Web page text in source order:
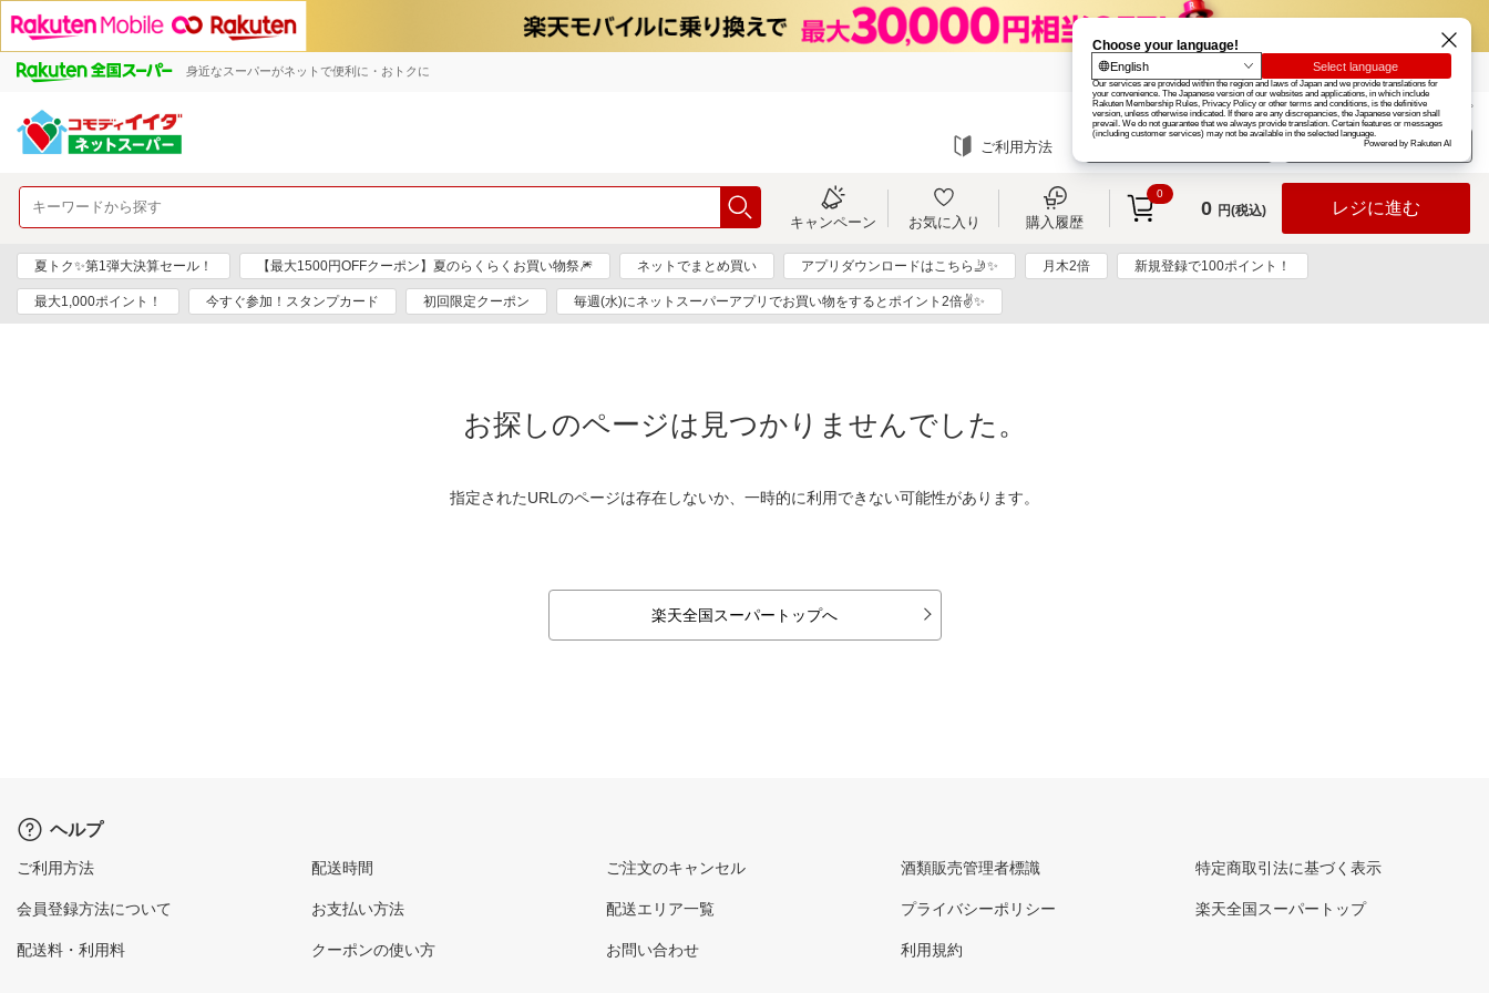
身近なスーパーがネットで便利に・おトクに 楽天グループ カード
お知らせ ヘルプ
ご利用方法 ログイン
キャンペーン お気に入り 購入履歴
0
0 円(税込) レジに進む
夏トク✨第1弾大決算セール！ 【最大1500円OFFクーポン】夏のらくらくお買い物祭🎆 ネットでまとめ買い アプリダウンロードはこちら🤳✨ 月木2倍 新規登録で100ポイント！
最大1,000ポイント！ 今すぐ参加！スタンプカード 初回限定クーポン 毎週(水)にネットスーパーアプリでお買い物をするとポイント2倍✌✨
お探しのページは見つかりませんでした。
指定されたURLのページは存在しないか、一時的に利用できない可能性があります。
楽天全国スーパートップへ
ヘルプ
ご利用方法
会員登録方法について
配送料・利用料
配送時間
お支払い方法
クーポンの使い方
ご注文のキャンセル
配送エリア一覧
お問い合わせ
酒類販売管理者標識
プライバシーポリシー
利用規約
特定商取引法に基づく表示
楽天全国スーパートップ